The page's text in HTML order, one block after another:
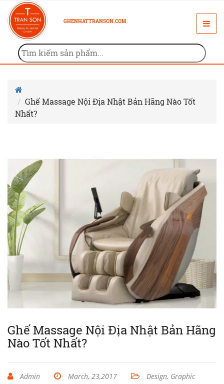
GHENHATTRANSON.COM
Ghế Massage Nội Địa Nhật Bản Hãng Nào Tốt
Nhất?
Ghế Massage Nội Địa Nhật Bản Hãng
Nào Tốt Nhất?
Admin March, 23,2017
Design, Graphic